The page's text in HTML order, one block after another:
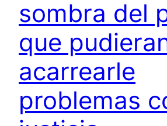
sombra del
que
acarrearle
problemas